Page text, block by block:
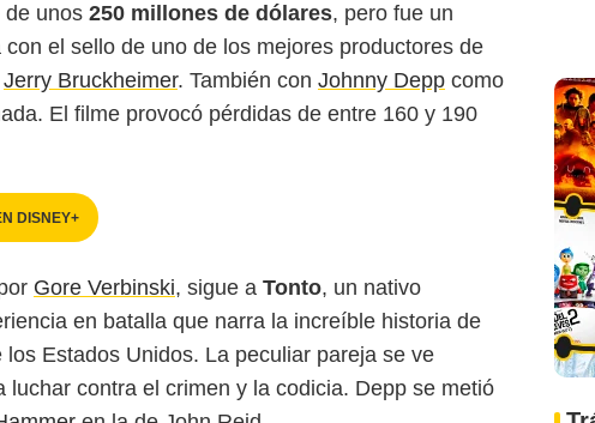
de unos 250 millones de dólares, pero fue un
el sello de uno de los mejores productores de
Jerry Bruckheimer. También con Johnny Depp como
El filme provocó pérdidas de entre 160 y 190
DISNEY+
Gore Verbinski, sigue a Tonto, un nativo
en batalla que narra la increíble historia de
los Estados Unidos. La peculiar pareja se ve
luchar contra el crimen y la codicia. Depp se metió